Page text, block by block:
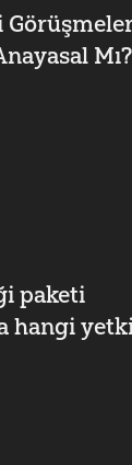
Mı?
paketi
hangi